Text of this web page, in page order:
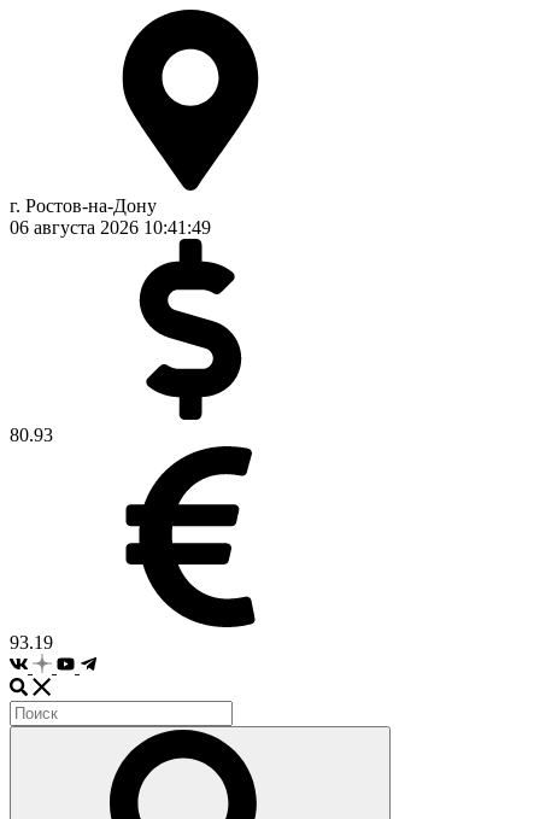
г. Ростов-на-Дону
06 августа 2026 10:41:49
80.93
93.19